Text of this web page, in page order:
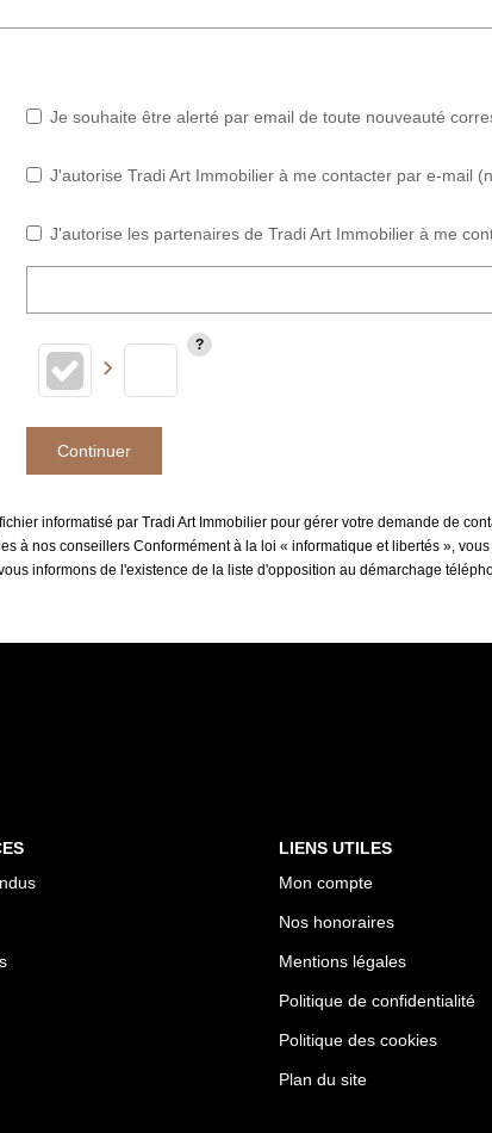
Je souhaite être alerté par email de toute nouveauté
J'autorise Tradi Art Immobilier à me contacter par e-mail
J'autorise les partenaires de Tradi Art Immobilier à me
Continuer
informatisé par Tradi Art Immobilier pour gérer votre demande de
à nos conseillers Conformément à la loi « informatique et libertés »,
informons de l'existence de la liste d'opposition au démarchage
LIENS UTILES
Mon compte
Nos honoraires
Mentions légales
Politique de confidentialité
Politique des cookies
Plan du site